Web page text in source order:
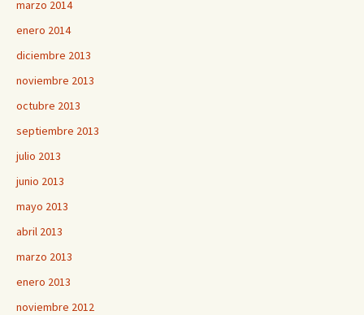
marzo 2014
enero 2014
diciembre 2013
noviembre 2013
octubre 2013
septiembre 2013
julio 2013
junio 2013
mayo 2013
abril 2013
marzo 2013
enero 2013
noviembre 2012